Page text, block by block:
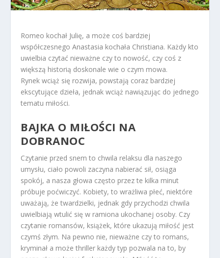
Romeo kochał Julię, a może coś bardziej
współczesnego Anastasia kochała Christiana. Każdy kto
uwielbia czytać nieważne czy to nowość, czy coś z
większą historią doskonale wie o czym mowa.
Rynek wciąż się rozwija, powstają coraz bardziej
ekscytujące dzieła, jednak wciąż nawiązując do jednego
tematu miłości.
BAJKA O MIŁOŚCI NA
DOBRANOC
Czytanie przed snem to chwila relaksu dla naszego
umysłu, ciało powoli zaczyna nabierać sił, osiąga
spokój, a nasza głowa często przez te kilka minut
próbuje poćwiczyć. Kobiety, to wrażliwa płeć, niektóre
uważają, że twardzielki, jednak gdy przychodzi chwila
uwielbiają wtulić się w ramiona ukochanej osoby. Czy
czytanie romansów, książek, które ukazują miłość jest
czymś złym. Na pewno nie, nieważne czy to romans,
kryminał a może thriller każdy typ pozwala na to, by